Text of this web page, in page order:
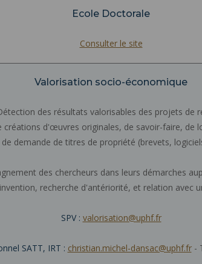
Ecole Doctorale
Consulter le site
Valorisation socio-économique
des résultats valorisables des projets de
créations d'œuvres originales, de savoir-faire, de
demande de titres de propriété (brevets,
des chercheurs dans leurs démarches
recherche d'antériorité, et relation avec
SPV : valorisation@uphf.fr
SATT, IRT : christian.michel-dansac@uphf.fr-